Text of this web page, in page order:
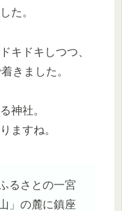
た。
キドキしつつ、
きました。
神社。
ますね。
るさとの一宮
」の麓に鎮座